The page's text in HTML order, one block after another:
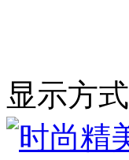
显示方